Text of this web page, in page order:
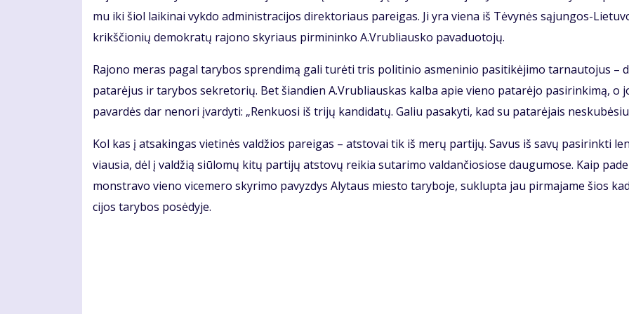
mu iki šiol lai­ki­nai vyk­do administracijos direkto­riaus pa­rei­gas. Ji yra vie­na iš Tė­vy­nės są­jun­gos-
krikš­čio­nių de­mok­ra­tų ra­jo­no sky­riaus pir­mi­nin­ko A.Vrub­liaus­ko pa­va­duo­to­jų.
Ra­jo­no me­ras pa­gal ta­ry­bos spren­di­mą ga­li tu­rė­ti tris po­li­ti­nio as­me­ni­nio pa­si­ti­kė­ji­mo tar­nau­to­jus –
pa­ta­rė­jus ir ta­ry­bos sek­re­to­rių. Bet šian­dien A.Vrub­liaus­kas kal­ba apie vie­no pa­ta­rė­jo pa­si­rin­ki­mą, o
pa­var­dės dar ne­no­ri įvar­dy­ti: „Ren­kuo­si iš tri­jų kan­di­da­tų. Ga­liu pa­sa­ky­ti, kad su pa­ta­rė­jais
Kol kas į at­sa­kin­gas vie­ti­nės val­džios pa­rei­gas – atstovai tik iš me­rų par­ti­jų. Sa­vus iš sa­vų pa­si­rink­ti
viau­sia, dėl į val­džią siū­lo­mų ki­tų par­ti­jų at­sto­vų rei­kia su­ta­ri­mo val­dan­čio­sio­se dau­gu­mo­se. Kaip
monst­ra­vo vie­no vi­ce­me­ro sky­ri­mo pa­vyz­dys Aly­taus mies­to ta­ry­bo­je, su­klup­ta jau pir­ma­ja­me šios
ci­jos ta­ry­bos po­sė­dy­je.